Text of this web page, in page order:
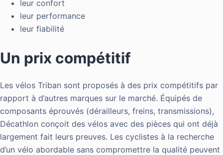
leur confort
leur performance
leur fiabilité
Un prix compétitif
Les vélos Triban sont proposés à des prix compétitifs par
rapport à d’autres marques sur le marché. Équipés de
composants éprouvés (dérailleurs, freins, transmissions),
Décathlon conçoit des vélos avec des pièces qui ont déjà
largement fait leurs preuves. Les cyclistes à la recherche
d’un vélo abordable sans compromettre la qualité peuvent